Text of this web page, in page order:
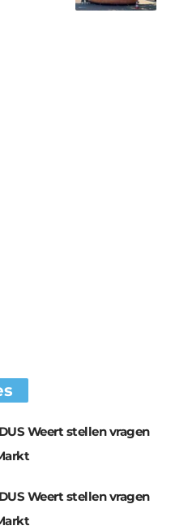
Weert stellen vragen
Weert stellen vragen